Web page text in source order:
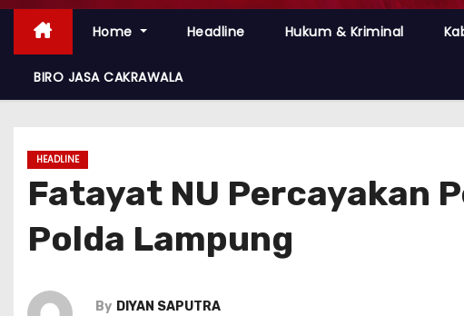
Home Headline Hukum & Kriminal
BIRO JASA CAKRAWALA
HEADLINE
Fatayat NU Percayakan
Polda Lampung
By DIYAN SAPUTRA